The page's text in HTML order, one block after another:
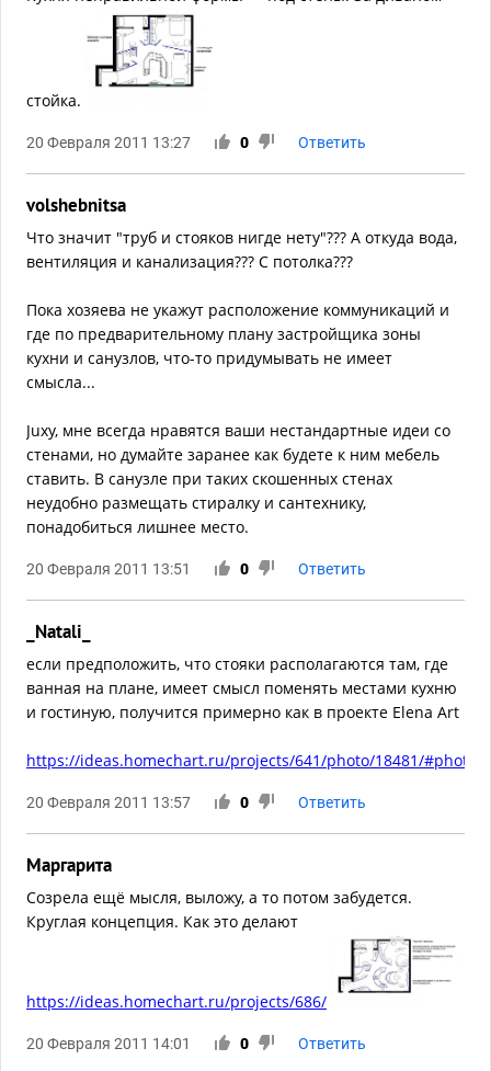
стойка.
20 Февраля 2011 13:27 0 Ответить
volshebnitsa
Что значит "труб и стояков нигде нету"??? А откуда вода,
вентиляция и канализация??? С потолка???
Пока хозяева не укажут расположение коммуникаций и
где по предварительному плану застройщика зоны
кухни и санузлов, что-то придумывать не имеет
смысла...
Juxy, мне всегда нравятся ваши нестандартные идеи со
стенами, но думайте заранее как будете к ним мебель
ставить. В санузле при таких скошенных стенах
неудобно размещать стиралку и сантехнику,
понадобиться лишнее место.
20 Февраля 2011 13:51 0 Ответить
_Natali_
если предположить, что стояки располагаются там, где
ванная на плане, имеет смысл поменять местами кухню
и гостиную, получится примерно как в проекте Elena Art
https://ideas.homechart.ru/projects/641/photo/18481/#photo
20 Февраля 2011 13:57 0 Ответить
Маргарита
Созрела ещё мысля, выложу, а то потом забудется.
Круглая концепция. Как это делают
https://ideas.homechart.ru/projects/686/
20 Февраля 2011 14:01 0 Ответить